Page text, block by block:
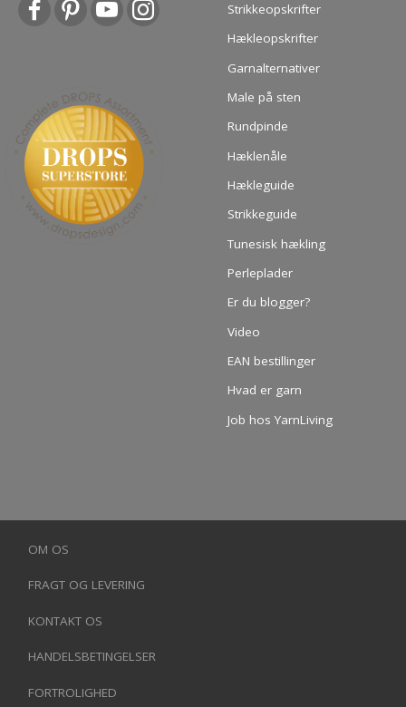
Strikkeopskrifter
Hækleopskrifter
Garnalternativer
Male på sten
Rundpinde
Hæklenåle
Hækleguide
Strikkeguide
Tunesisk hækling
Perleplader
Er du blogger?
Video
EAN bestillinger
Hvad er garn
Job hos YarnLiving
OM OS
FRAGT OG LEVERING
KONTAKT OS
HANDELSBETINGELSER
FORTROLIGHED